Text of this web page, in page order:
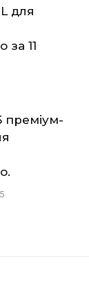
для
за 11
преміум-